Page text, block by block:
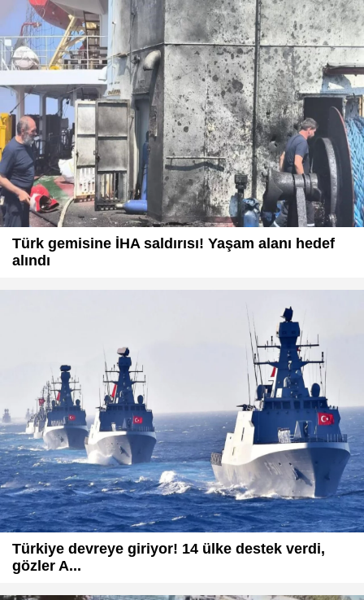
Türk gemisine İHA saldırısı! Yaşam alanı hedef
alındı
Türkiye devreye giriyor! 14 ülke destek verdi,
gözler A...